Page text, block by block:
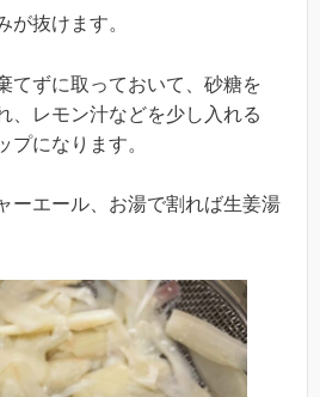
が抜けます。
てずに取っておいて、砂糖を
、レモン汁などを少し入れる
プになります。
ーエール、お湯で割れば生姜湯